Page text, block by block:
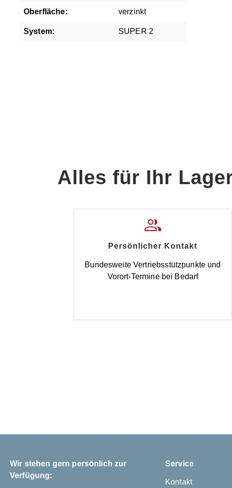
Oberfläche: verzinkt
System: SUPER 2
Alles für Ihr
Persönlicher Kontakt
Bundesweite Vertriebsstützpunkte und
Vorort-Termine bei Bedarf
Wir stehen gern persönlich zur
Verfügung:
Service
Kontakt